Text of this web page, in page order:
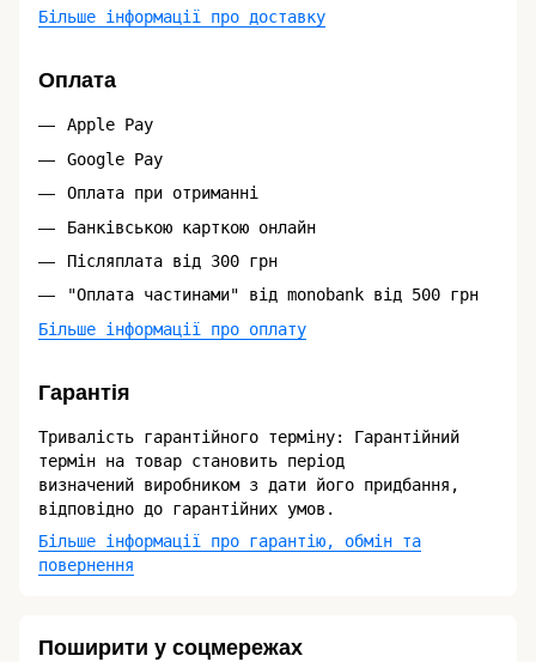
Більше інформації про доставку
Оплата
Apple Pay
Google Pay
Оплата при отриманні
Банківською карткою онлайн
Післяплата від 300 грн
"Оплата частинами" від monobank від 500 грн
Більше інформації про оплату
Гарантія
Тривалість гарантійного терміну: Гарантійний
термін на товар становить період
визначений виробником з дати його придбання,
відповідно до гарантійних умов.
Більше інформації про гарантію, обмін та
повернення
Поширити у соцмережах